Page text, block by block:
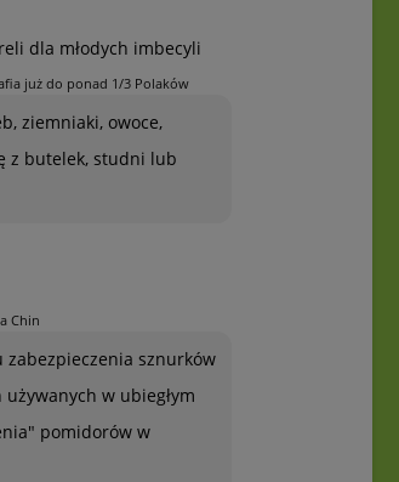
dla młodych imbecyli
już do ponad 1/3 Polaków
ziemniaki, owoce,
z butelek, studni lub
Chin
zabezpieczenia sznurków
w ubiegłym
pomidorów w